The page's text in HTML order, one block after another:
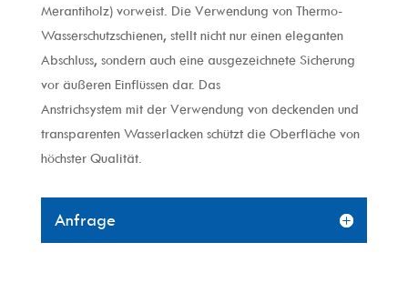
Merantiholz) vorweist. Die Verwendung von Thermo-
Wasserschutzschienen, stellt nicht nur einen eleganten
Abschluss, sondern auch eine ausgezeichnete Sicherung
vor äußeren Einflüssen dar. Das
Anstrichsystem mit der Verwendung von deckenden und
transparenten Wasserlacken schützt die Oberfläche von
höchster Qualität.
Anfrage